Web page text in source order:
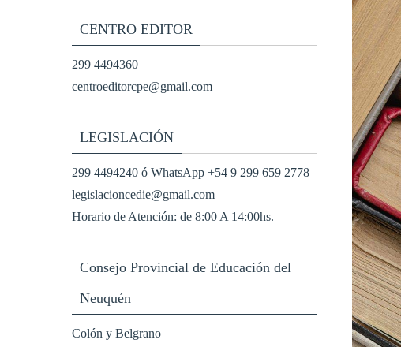
CENTRO EDITOR
299 4494360
centroeditorcpe@gmail.com
LEGISLACIÓN
299 4494240 ó WhatsApp +54 9 299 659 2778
legislacioncedie@gmail.com
Horario de Atención: de 8:00 A 14:00hs.
Consejo Provincial de Educación del
Neuquén
Colón y Belgrano